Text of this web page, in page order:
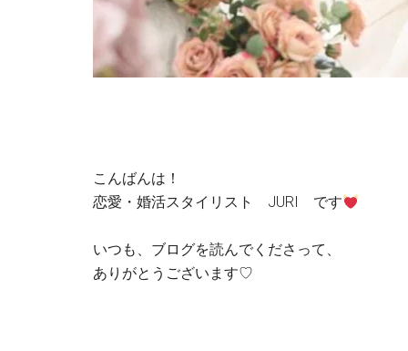
こんばんは！
恋愛・婚活スタイリスト JURI です
いつも、ブログを読んでくださって、
ありがとうございます♡